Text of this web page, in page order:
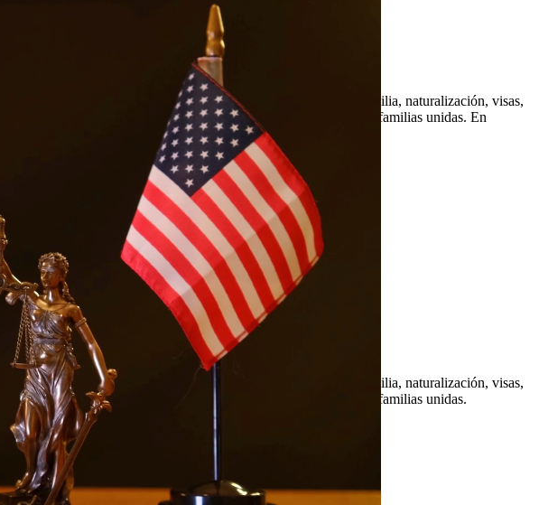
integral para asuntos que incluyen peticiones basadas en la familia, naturalización, visas,
las familias y trabajamos incansablemente para mantener a las familias unidas. En
integral para asuntos que incluyen peticiones basadas en la familia, naturalización, visas,
las familias y trabajamos incansablemente para mantener a las familias unidas.
Austin, Houston y comunidades circundantes.